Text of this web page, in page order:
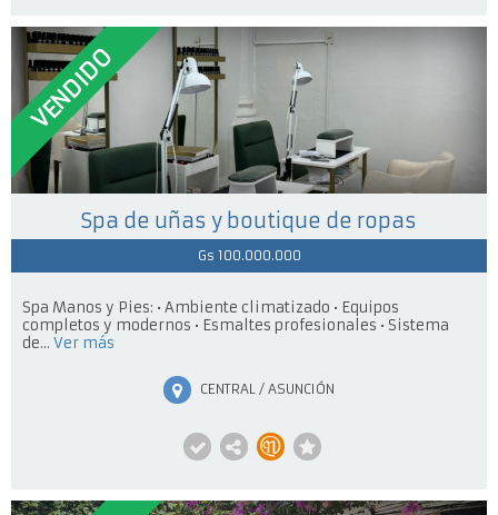
VENDIDO
Spa de uñas y boutique de ropas
Gs 100.000.000
Spa Manos y Pies: • Ambiente climatizado • Equipos
completos y modernos • Esmaltes profesionales • Sistema
de... Ver más
CENTRAL / ASUNCIÓN